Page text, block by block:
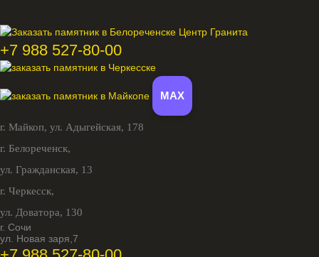
+7 988 527-80-00
MAX
г. Майкоп, ул. Адыгейская, 178
г. Белореченск,
ул. Гражданская, 13
г. Черкесск,
ул. Доватора, 130
г. Сочи
ул. Новая заря,7